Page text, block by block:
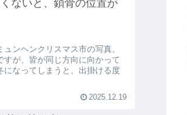
ないと、鎖骨の位置が
ンヘンクリスマス市の写真。
すが、皆が同じ方向に向かって
になってしまうと、出掛ける度
2025.12.19